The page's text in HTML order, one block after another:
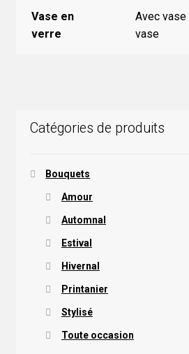
Vase en
verre
Avec vase
vase
Catégories de produits
Bouquets
Amour
Automnal
Estival
Hivernal
Printanier
Stylisé
Toute occasion